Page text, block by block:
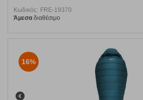
Κωδικός: FRE-19370
Άμεσα διαθέσιμο
16%